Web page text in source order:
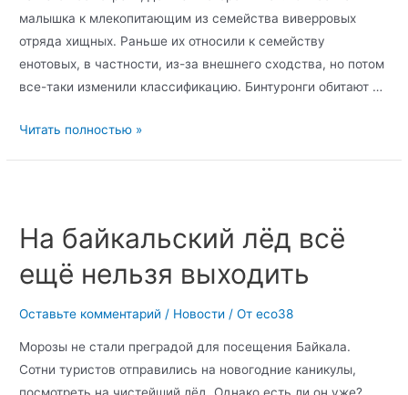
малышка к млекопитающим из семейства виверровых
отряда хищных. Раньше их относили к семейству
енотовых, в частности, из-за внешнего сходства, но потом
все-таки изменили классификацию. Бинтуронги обитают …
Читать полностью »
На байкальский лёд всё
ещё нельзя выходить
Оставьте комментарий / Новости / От eco38
Морозы не стали преградой для посещения Байкала.
Сотни туристов отправились на новогодние каникулы,